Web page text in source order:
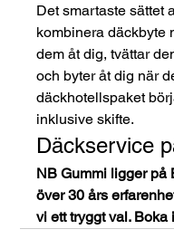
Det smartaste sättet
kombinera däckbyte
dem åt dig, tvättar
och byter åt dig när
däckhotellspaket
inklusive skifte.
Däckservice
NB Gummi ligger på
över 30 års
vi ett tryggt val.